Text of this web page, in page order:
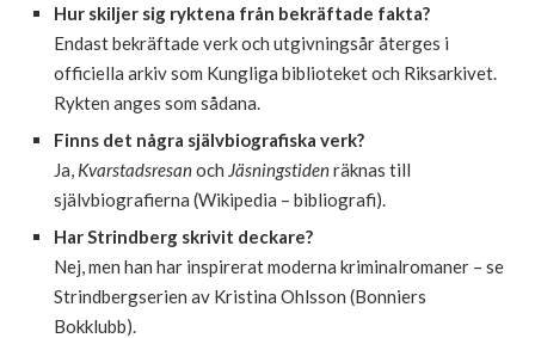
Hur skiljer sig ryktena från bekräftade fakta?
Endast bekräftade verk och utgivningsår återges i
officiella arkiv som Kungliga biblioteket och Riksarkivet.
Rykten anges som sådana.
Finns det några självbiografiska verk?
Ja, Kvarstadsresanoch Jäsningstidenräknas till
självbiografierna (Wikipedia – bibliografi).
Har Strindberg skrivit deckare?
Nej, men han har inspirerat moderna kriminalromaner – se
Strindbergserien av Kristina Ohlsson (Bonniers
Bokklubb).